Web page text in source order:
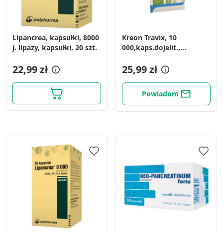
Lipancrea, kapsułki, 8000
j. lipazy, kapsułki, 20 szt.
22,99 zł
Kreon Travix, 10
000,kaps.dojelit.,
25,99 zł
Powiadom